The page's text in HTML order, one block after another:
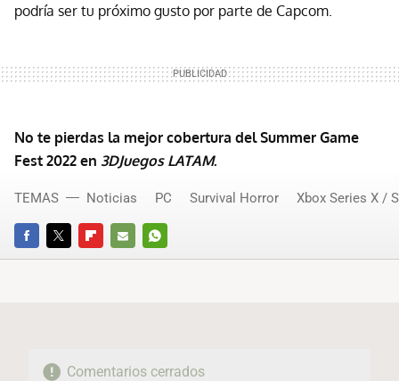
podría ser tu próximo gusto por parte de Capcom.
No te pierdas la mejor cobertura del Summer Game
Fest 2022 en 3DJuegos LATAM.
FACEBOOKTWITTERFLIPBOARD
E-
WHATSAPP
TEMAS Noticias PC Survival Horror Xbox Series X / S
Comentarios cerrados